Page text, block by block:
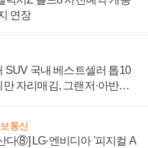
연장
SUV 국내 베스트셀러 톱10
자리매김, 그랜저·아반떼
통신
다⑧] LG·엔비디아 '피지컬 A